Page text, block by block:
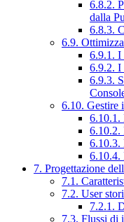
6.8.2.
dalla
6.8.3.
6.9.
6.9.1. I
6.9.2. I
6.9.3.
6.10. Gestire
6.10.1.
6.10.2.
6.10.3.
6.10.4.
7. Progettazione
7.1.
7.2. User
7.2.1.
7.3. Flussi di